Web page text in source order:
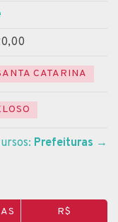
CATARINA
Prefeituras →
R$